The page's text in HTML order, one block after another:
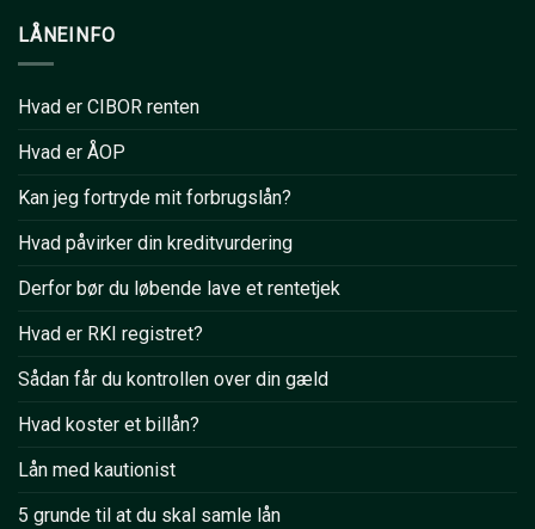
LÅNEINFO
Hvad er CIBOR renten
Hvad er ÅOP
Kan jeg fortryde mit forbrugslån?
Hvad påvirker din kreditvurdering
Derfor bør du løbende lave et rentetjek
Hvad er RKI registret?
Sådan får du kontrollen over din gæld
Hvad koster et billån?
Lån med kautionist
5 grunde til at du skal samle lån